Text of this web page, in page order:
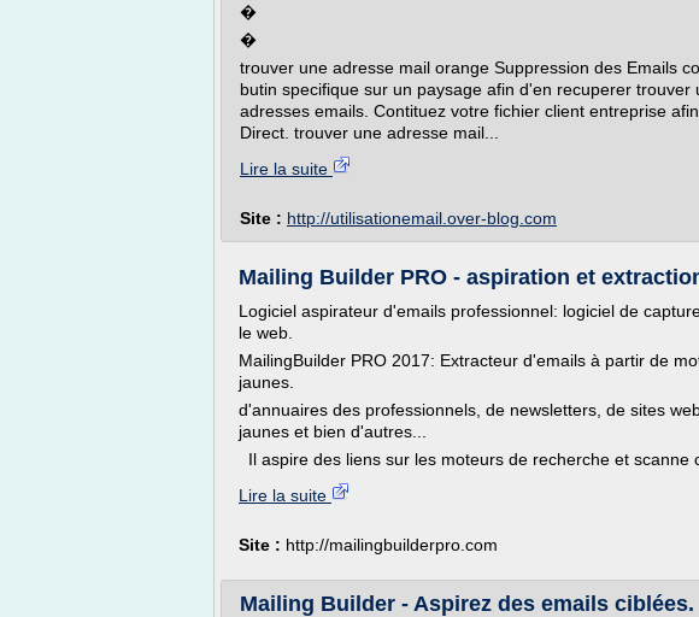
�
�
trouver une adresse mail orange Suppression des Emails
butin specifique sur un paysage afin d'en recuperer trouver
adresses emails. Contituez votre fichier client entreprise
Direct. trouver une adresse mail...
Lire la suite
Site : http://utilisationemail.over-blog.com
Mailing Builder PRO - aspiration et
Logiciel aspirateur d'emails professionnel: logiciel de
le web.
MailingBuilder PRO 2017: Extracteur d'emails à partir de
jaunes.
d'annuaires des professionnels, de newsletters, de sites
jaunes et bien d'autres...
Il aspire des liens sur les moteurs de recherche et scanne
Lire la suite
Site : http://mailingbuilderpro.com
Mailing Builder - Aspirez des emails ciblées.